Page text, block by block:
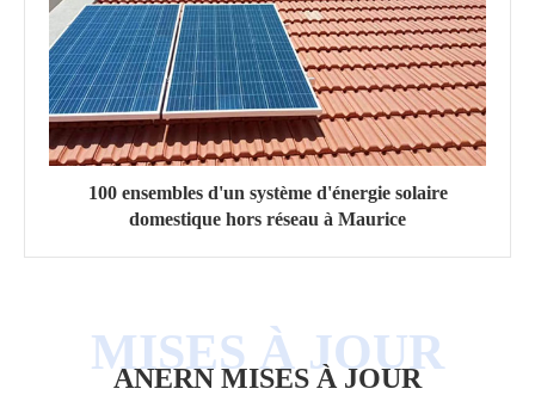
100 ensembles d'un système d'énergie solaire
domestique hors réseau à Maurice
ANERN MISES À JOUR